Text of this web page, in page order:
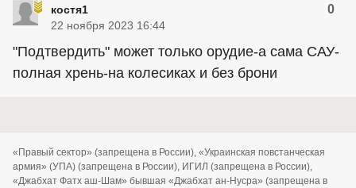
костя1 0
22 ноября 2023 16:44
"Подтвердить" может только орудие-а сама САУ-
полная хрень-на колесиках и без брони
«Правый сектор» (запрещена в России), «Украинская повстанческая
армия» (УПА) (запрещена в России), ИГИЛ (запрещена в России),
«Джабхат Фатх аш-Шам» бывшая «Джабхат ан-Нусра» (запрещена в